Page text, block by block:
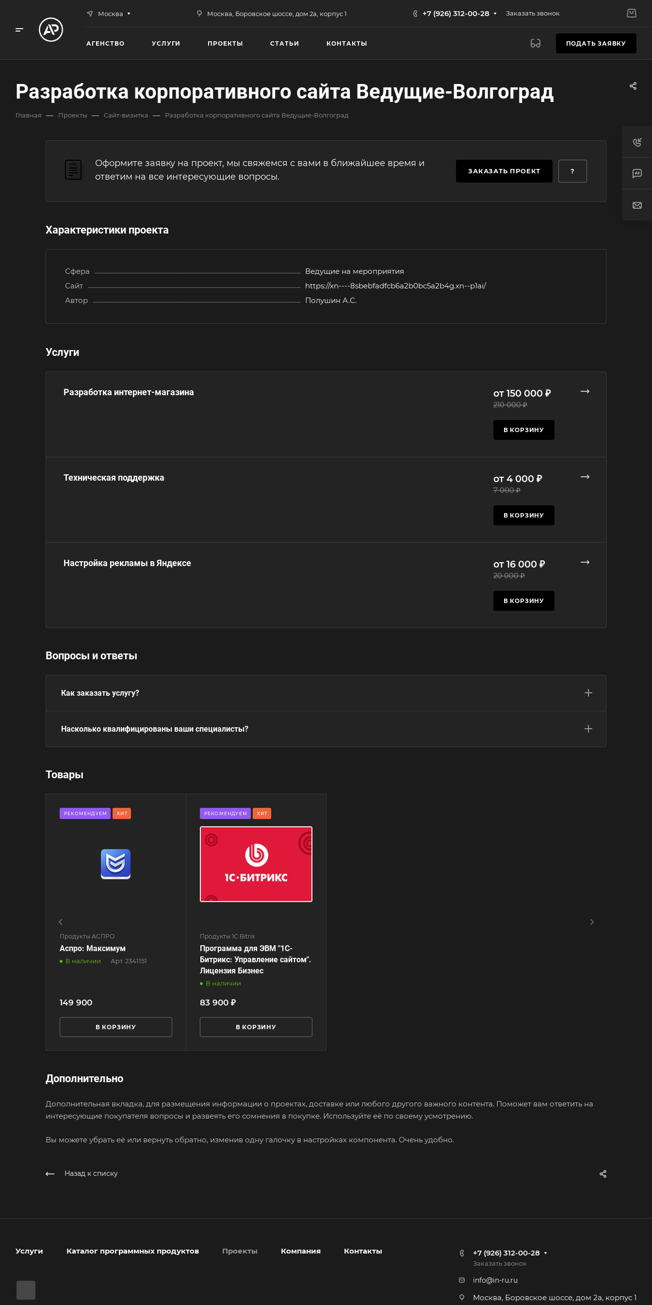
Москва Москва, Боровское шоссе, дом 2а, корпус 1 +7 (926) 312-00-28 Заказать звонок
АГЕНСТВО УСЛУГИ ПРОЕКТЫ СТАТЬИ КОНТАКТЫ ПОДАТЬ ЗАЯВКУ
Разработка корпоративного сайта Ведущие-Волгоград
Главная — Проекты — Сайт-визитка — Разработка корпоративного сайта Ведущие-Волгоград
Оформите заявку на проект, мы свяжемся с вами в ближайшее время и
ответим на все интересующие вопросы.
ЗАКАЗАТЬ ПРОЕКТ ?
Характеристики проекта
Сфера
Ведущие на мероприятия
Сайт
https://xn----8sbebfadfcb6a2b0bc5a2b4g.xn--p1ai/
Автор
Полушин А.С.
Услуги
Разработка интернет-магазина от 150 000 ₽
210 000 ₽
В КОРЗИНУ
Техническая поддержка от 4 000 ₽
7 000 ₽
В КОРЗИНУ
Настройка рекламы в Яндексе от 16 000 ₽
20 000 ₽
В КОРЗИНУ
Вопросы и ответы
Как заказать услугу?
Насколько квалифицированы ваши специалисты?
Товары
РЕКОМЕНДУЕМ ХИТ
Продукты АСПРО
Аспро: Максимум
В наличии Арт. 2341151
149 900
В КОРЗИНУ
РЕКОМЕНДУЕМ ХИТ
Продукты 1С Bitrix
Программа для ЭВМ "1С-
Битрикс: Управление сайтом".
Лицензия Бизнес
В наличии
83 900 ₽
В КОРЗИНУ
Дополнительно
Дополнительная вкладка, для размещения информации о проектах, доставке или любого другого важного контента. Поможет вам ответить на
интересующие покупателя вопросы и развеять его сомнения в покупке. Используйте её по своему усмотрению.
Вы можете убрать её или вернуть обратно, изменив одну галочку в настройках компонента. Очень удобно.
Назад к списку
Услуги Каталог программных продуктов Проекты Компания Контакты +7 (926) 312-00-28
Заказать звонок
info@in-ru.ru
Москва, Боровское шоссе, дом 2а, корпус 1